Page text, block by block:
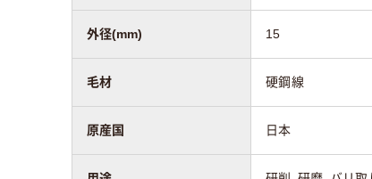
外径(mm) 15
毛材 硬鋼線
原産国 日本